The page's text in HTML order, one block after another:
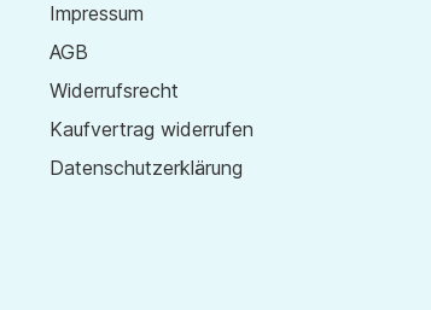
Impressum
AGB
Widerrufsrecht
Kaufvertrag widerrufen
Datenschutzerklärung